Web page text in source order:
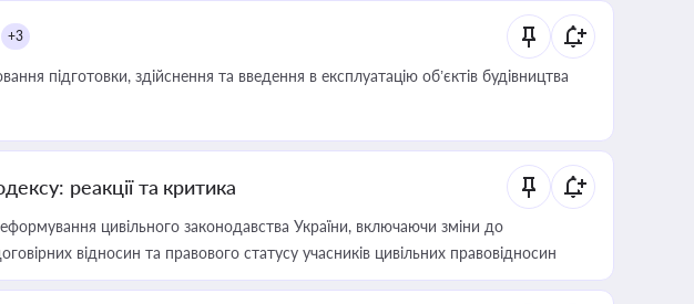
+3
підготовки, здійснення та введення в експлуатацію об’єктів будівництва
реакції та критика
цивільного законодавства України, включаючи зміни до
відносин та правового статусу учасників цивільних правовідносин